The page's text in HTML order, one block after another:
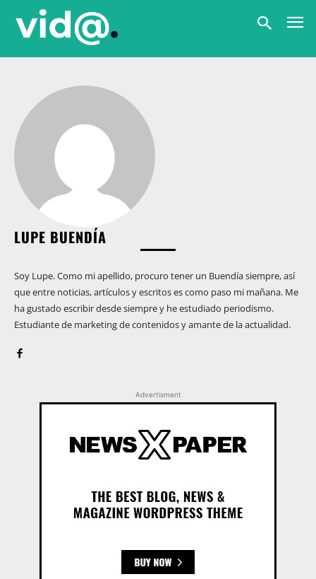
LUPE BUENDÍA
Soy Lupe. Como mi apellido, procuro tener un Buendía siempre, así
que entre noticias, artículos y escritos es como paso mi mañana. Me
ha gustado escribir desde siempre y he estudiado periodismo.
Estudiante de marketing de contenidos y amante de la actualidad.
Advertisment